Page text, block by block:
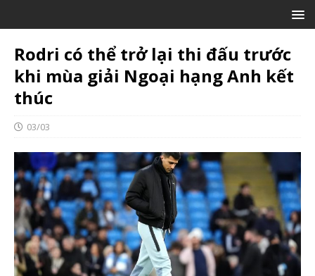
Rodri có thể trở lại thi đấu trước
khi mùa giải Ngoại hạng Anh kết
thúc
03/03